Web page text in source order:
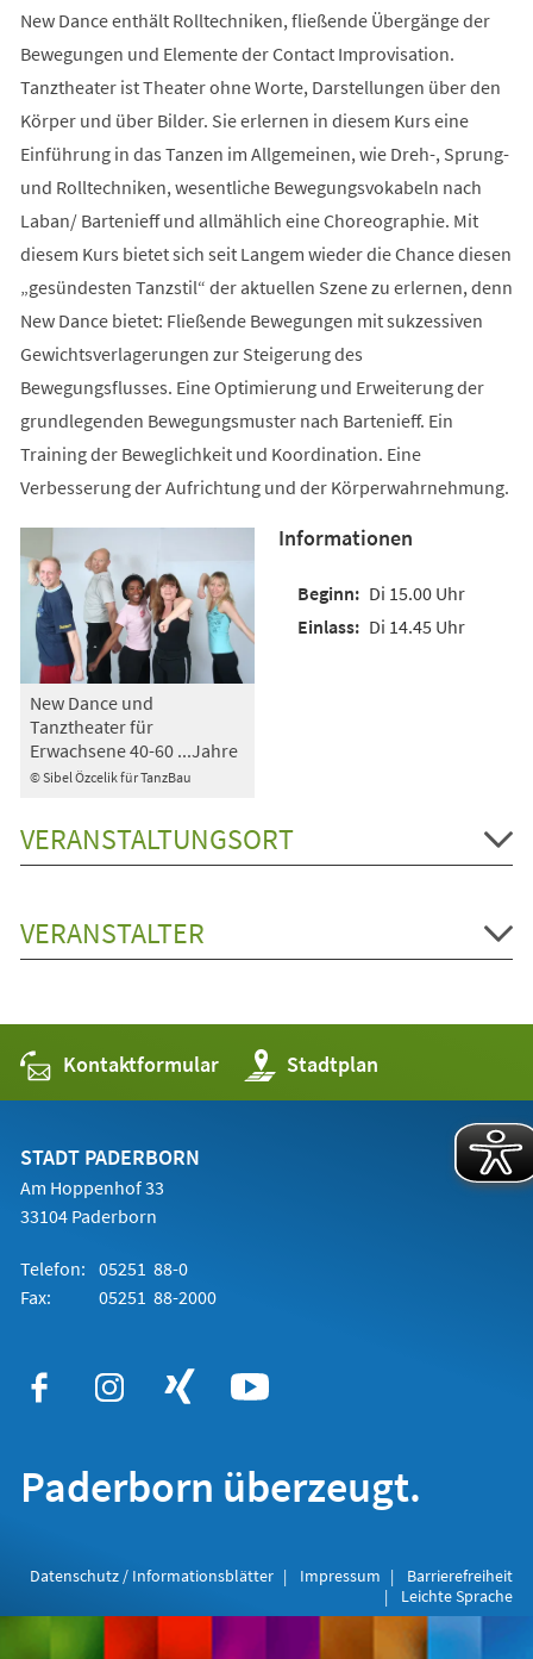
New Dance enthält Rolltechniken, fließende Übergänge der
Bewegungen und Elemente der Contact Improvisation.
Tanztheater ist Theater ohne Worte, Darstellungen über den
Körper und über Bilder. Sie erlernen in diesem Kurs eine
Einführung in das Tanzen im Allgemeinen, wie Dreh-, Sprung-
und Rolltechniken, wesentliche Bewegungsvokabeln nach
Laban/ Bartenieff und allmählich eine Choreographie. Mit
diesem Kurs bietet sich seit Langem wieder die Chance diesen
„gesündesten Tanzstil“ der aktuellen Szene zu erlernen, denn
New Dance bietet: Fließende Bewegungen mit sukzessiven
Gewichtsverlagerungen zur Steigerung des
Bewegungsflusses. Eine Optimierung und Erweiterung der
grundlegenden Bewegungsmuster nach Bartenieff. Ein
Training der Beweglichkeit und Koordination. Eine
Verbesserung der Aufrichtung und der Körperwahrnehmung.
© Sibel Özcelik für TanzBau
New Dance und
Tanztheater für
Erwachsene 40-60 ...Jahre
Informationen
Di 15.00 Uhr
Di 14.45 Uhr
VERANSTALTUNGSORT
VERANSTALTER
Kontaktformular Stadtplan
(Öffnet
in
einem
STADT PADERBORN
Am Hoppenhof 33
33104 Paderborn
Telefon: 05251 88-0
Fax:
05251 88-2000
Paderborn überzeugt.
Datenschutz / Informationsblätter Impressum
Barrierefreiheit
Leichte Sprache